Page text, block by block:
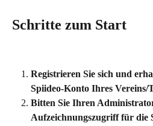
Schritte zum Start
Registrieren Sie sich und
Spiideo-Konto Ihres Vereins/
Bitten Sie Ihren
Aufzeichnungszugriff für die